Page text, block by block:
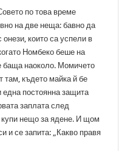
по това време
на две неща: бавно да
които са успели в
Номбеко беше на
баща наоколо. Момичето
където майка й бе
една постоянна защита
заплата след
купи нещо за ядене. И щом
и се запита: „Какво правя